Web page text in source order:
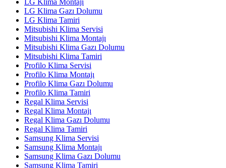
LG Klima Montajı
LG Klima Gazı Dolumu
LG Klima Tamiri
Mitsubishi Klima Servisi
Mitsubishi Klima Montajı
Mitsubishi Klima Gazı Dolumu
Mitsubishi Klima Tamiri
Profilo Klima Servisi
Profilo Klima Montajı
Profilo Klima Gazı Dolumu
Profilo Klima Tamiri
Regal Klima Servisi
Regal Klima Montajı
Regal Klima Gazı Dolumu
Regal Klima Tamiri
Samsung Klima Servisi
Samsung Klima Montajı
Samsung Klima Gazı Dolumu
Samsung Klima Tamiri